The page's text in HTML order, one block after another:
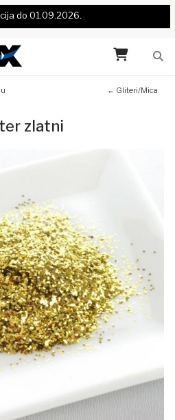
do 01.09.2026.
← Gliteri/Mica
zlatni